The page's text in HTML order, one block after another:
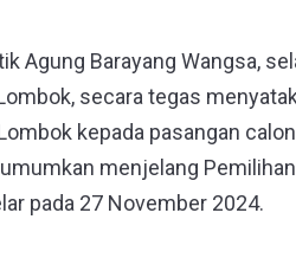
Agung Barayang Wangsa,
secara tegas
kepada pasangan
menjelang
pada 27 November 2024.